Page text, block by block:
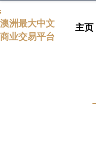
澳洲最大中文
商业交易平台
主页